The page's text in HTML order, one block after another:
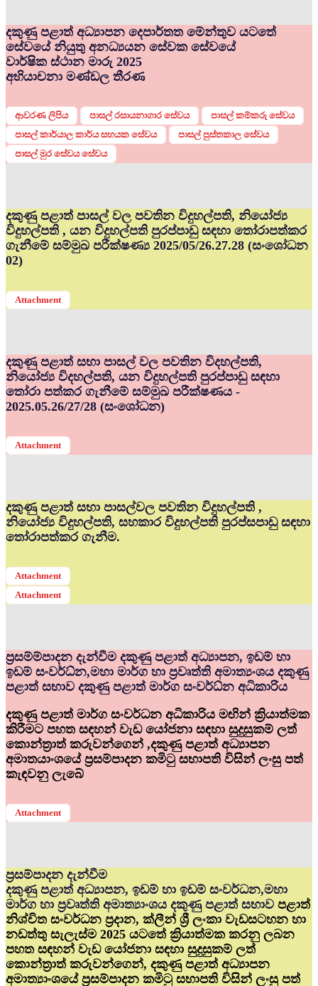
දකුණු පළාත් අධ්‍යාපන දෙපාර්තත මේන්තුව යටතේ
සේවයේ නියුතු අනධ්‍යයන සේවක සේවයේ
වාර්ෂික ස්ථාන මාරු 2025
අභියාචනා මණ්ඩල තීරණ
ආවරණ ලිපිය පාසල් රසායනාගාර සේවය
පාසල් කම්කරු සේවය
පාසල් කාර්යාල කාර්ය සහයක සේවය
පාසල් පුස්තකාල සේවය
පාසල් මුර සේවය සේවය
දකුණු පළාත් පාසල් වල පවතින විදුහල්පති, නියෝජ්‍ය
විදුහල්පති , යන විදුහල්පති පුරප්පාඩු සඳහා තෝරාපත්කර
ගැනීමේ සම්මුඛ පරීක්ෂණ්‍ය 2025/05/26.27.28 (සංශෝධන
02)
Attachment
දකුණු පළාත් සභා පාසල් වල පවතින විදහල්පති,
නියෝජ්‍ය විදහල්පති, යන විදුහල්පති පුරප්පාඩු සඳහා
තෝරා පත්කර ගැනීමේ සම්මුඛ පරීක්ෂණය -
2025.05.26/27/28 (සංශෝධන)
Attachment
දකුණු පළාත් සභා පාසල්වල පවතින විදුහල්පති ,
නියෝජ්‍ය විදුහල්පති, සහකාර විදුහල්පති පුරප්සපාඩු සඳහා
තෝරාපත්කර ගැනීම.
Attachment
Attachment
ප්‍රසම්ම්පාදන දැන්වීම දකුණු පළාත් අධ්‍යාපන, ඉඩම් හා
ඉඩම් සංවර්ධ්‍න,මහා මාර්ග හා ප්‍රවෘත්ති අමාත්‍යංශය දකුණු
පළාත් සභාව දකුණු පළාත් මාර්ග සංවර්ධ්‍න අධිකාරිය
දකුණු පළාත් මාර්ග සංවර්ධන අධිකාරිය මඟින් ක්‍රියාත්මක
කිරීමට පහත සඳහන් වැඩ යෝජනා සඳහා සුදුසුකම් ලත්
කොන්ත්‍රාත් කරුවන්ගෙන් ,දකුණු පළාත් අධ්‍යාපන
අමාතයාංශයේ ප්‍රසම්පාදන කමිටු සභාපති විසින් ලංසු පත්
කැඳවනු ලැබේ
Attachment
ප්‍රසම්පාදන දැන්වීම
දකුණු පළාත් අධ්‍යාපන, ඉඩම් හා ඉඩම් සංවර්ධන,මහා
මාර්ග හා ප්‍රවෘත්ති අමාත්‍යාංශය දකුණු පළාත් සභාව පළාත්
නිශ්චිත සංවර්ධන ප්‍රදාන, ක්ලීන් ශ්‍රී ලංකා වැඩසටහන හා
නඩත්තු සැලැස්ම 2025 යටතේ ක්‍රියාත්මක කරනු ලබන
පහත සඳහන් වැඩ යෝජනා සඳහා සුදුසුකම් ලත්
කොන්ත්‍රාත් කරුවන්ගෙන්, දකුණු පළාත් අධ්‍යාපන
අමාත්‍යාංශයේ ප්‍රසම්පාදන කමිටු සභාපති විසින් ලංසු පත්